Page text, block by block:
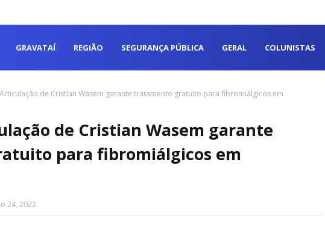
GRAVATAÍ REGIÃO SEGURANÇA PÚBLICA GERAL COLUNISTAS
de Cristian Wasem garante tratamento gratuito para fibromiálgicos em
de Cristian Wasem garante
para fibromiálgicos em
24, 2022